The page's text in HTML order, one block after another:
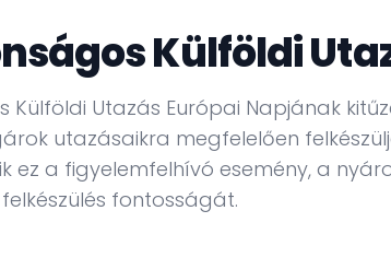
Külföldi
Külföldi Utazás Európai Napjának
utazásaikra megfelelően
ez a figyelemfelhívó esemény, a
fontosságát.